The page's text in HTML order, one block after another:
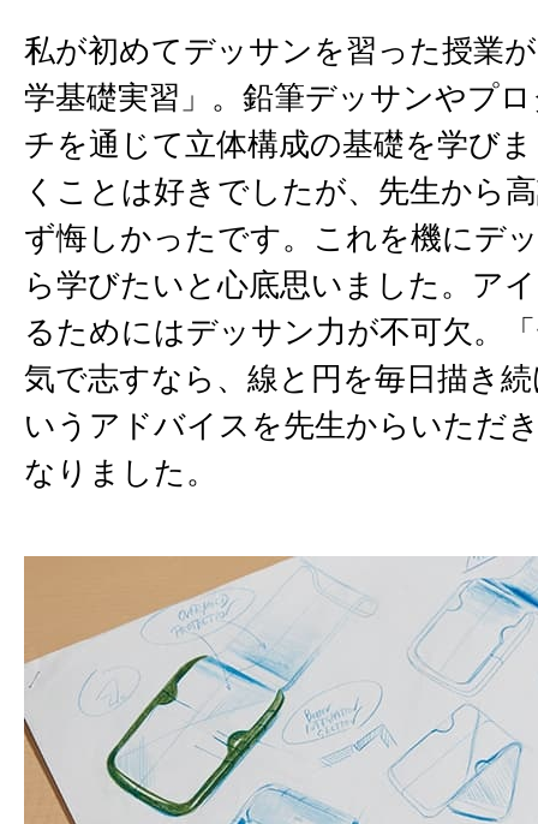
私が初めてデッサンを習った授業
学基礎実習」。鉛筆デッサンやプ
チを通じて立体構成の基礎を学び
くことは好きでしたが、先生から
ず悔しかったです。これを機にデ
ら学びたいと心底思いました。ア
るためにはデッサン力が不可欠。
気で志すなら、線と円を毎日描き
いうアドバイスを先生からいただ
なりました。